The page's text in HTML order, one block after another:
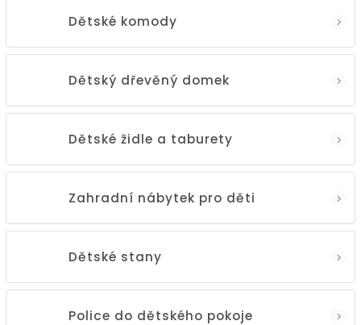
Dětské komody
Dětský dřevěný domek
Dětské židle a taburety
Zahradní nábytek pro děti
Dětské stany
Police do dětského pokoje